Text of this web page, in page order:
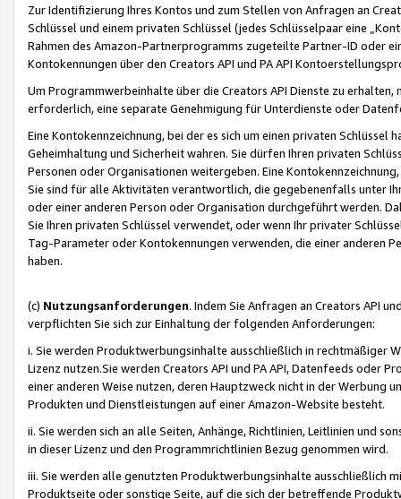
Zur Identifizierung Ihres Kontos und zum Stellen von Anfragen an
Schlüssel und einem privaten Schlüssel (jedes Schlüsselpaar eine
Rahmen des Amazon-Partnerprogramms zugeteilte Partner-ID oder
Kontokennungen über den Creators API und PA API
Um Programmwerbeinhalte über die Creators API Dienste zu
erforderlich, eine separate Genehmigung für Unterdienste oder
Eine Kontokennzeichnung, bei der es sich um einen privaten
Geheimhaltung und Sicherheit wahren. Sie dürfen Ihren privaten
Personen oder Organisationen weitergeben. Eine
Sie sind für alle Aktivitäten verantwortlich, die gegebenenfalls unter
oder einer anderen Person oder Organisation durchgeführt werden.
Sie Ihren privaten Schlüssel verwendet, oder wenn Ihr privater
Tag-Parameter oder Kontokennungen verwenden, die einer anderen
haben.
(c) Nutzungsanforderungen. Indem Sie Anfragen an Creators API
verpflichten Sie sich zur Einhaltung der folgenden Anforderungen:
i. Sie werden Produktwerbungsinhalte ausschließlich in rechtmäßiger
Lizenz nutzen.Sie werden Creators API und PA API, Datenfeeds oder
einer anderen Weise nutzen, deren Hauptzweck nicht in der Werbung
Produkten und Dienstleistungen auf einer Amazon-Website besteht.
ii. Sie werden sich an alle Seiten, Anhänge, Richtlinien, Leitlinien und
in dieser Lizenz und den Programmrichtlinien Bezug genommen wird.
iii. Sie werden alle genutzten Produktwerbungsinhalte ausschließlich
Produktseite oder sonstige Seite, auf die sich der betreffende